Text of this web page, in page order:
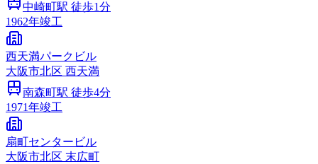
中崎町駅 徒歩1分
1962年竣工
西天満パークビル
大阪市北区 西天満
南森町駅 徒歩4分
1971年竣工
扇町センタービル
大阪市北区 末広町